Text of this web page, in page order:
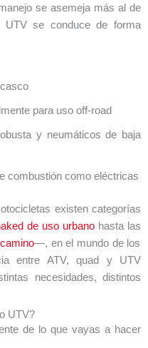
se asemeja más al de
UTV se conduce de forma
para uso off-road
y neumáticos de baja
combustión como eléctricas
existen categorías
de uso urbano hasta las
—, en el mundo de los
entre ATV, quad y UTV
necesidades, distintos
UTV?
de lo que vayas a hacer